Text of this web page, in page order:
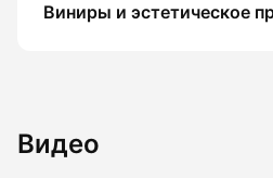
Виниры и эстетическое
Видео